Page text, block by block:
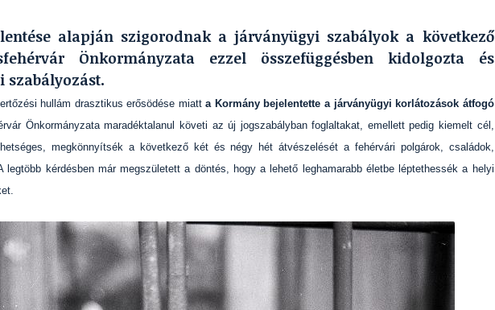
alapján szigorodnak a járványügyi szabályok a következő
Önkormányzata ezzel összefüggésben kidolgozta és
hullám drasztikus erősödése miatta Kormány bejelentette a járványügyi korlátozások átfogó
Önkormányzata maradéktalanul követi az új jogszabályban foglaltakat, emellett pedig kiemelt cél,
megkönnyítsék a következő két és négy hét átvészelését a fehérvári polgárok, családok,
legtöbb kérdésben már megszületett a döntés, hogy a lehető leghamarabb életbe léptethessék a helyi